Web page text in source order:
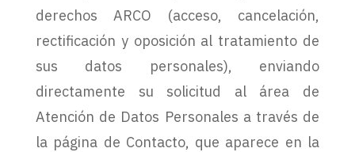
derechos ARCO (acceso, cancelación,
rectificación y oposición al tratamiento de
sus datos personales), enviando
directamente su solicitud al área de
Atención de Datos Personales a través de
la página de Contacto, que aparece en la